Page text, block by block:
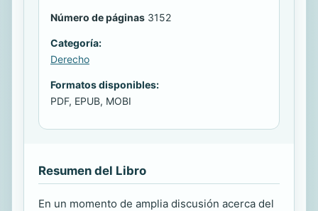
Número de páginas 3152
Categoría:
Derecho
Formatos disponibles:
PDF, EPUB, MOBI
Resumen del Libro
En un momento de amplia discusión acerca del